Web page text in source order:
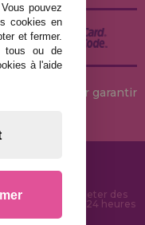
pour garantir
ligne pour acheter des
rapide en 24 heures
pouvez
cookies en
et fermer.
tous ou de
à l'aide